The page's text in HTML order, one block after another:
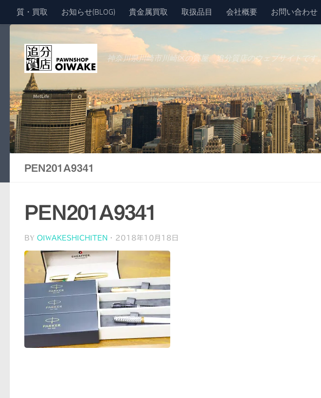
コンテンツへスキップ
質・買取 お知らせ(BLOG) 貴金属買取 取扱品目 会社概要 お問い合わせ
神奈川県川崎市川崎区の質屋、追分質店のウェブサイトです。
PEN201A9341
PEN201A9341
BY OIWAKESHICHITEN · 2018年10月18日